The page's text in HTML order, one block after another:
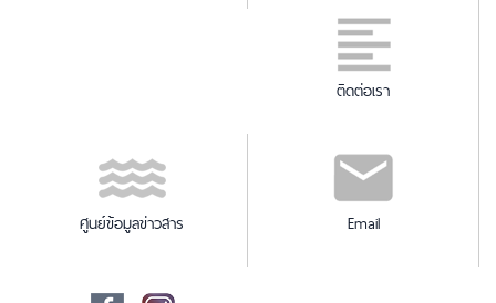
ติดต่อเรา
ศูนย์ข้อมูลข่าวสาร Email